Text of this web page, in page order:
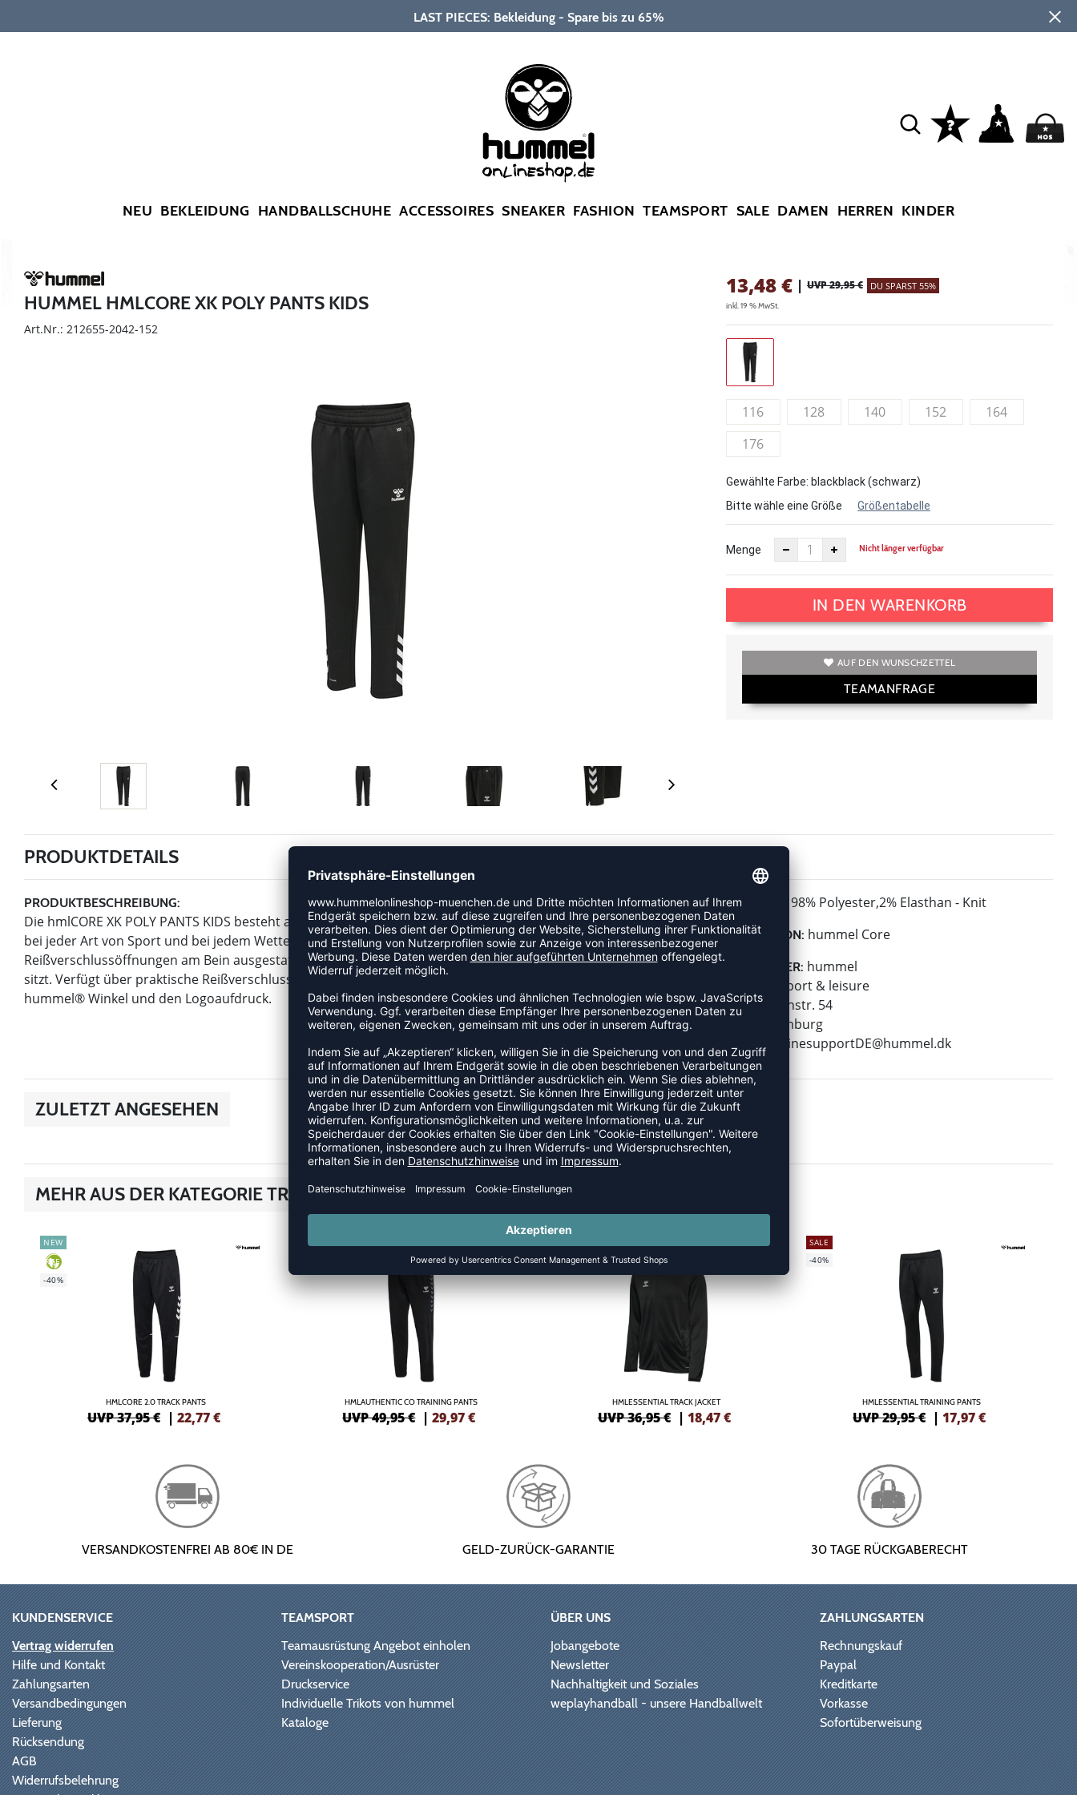
LAST PIECES: Bekleidung - Spare bis zu 65%
NEU BEKLEIDUNG HANDBALLSCHUHE ACCESSOIRES SNEAKER FASHION TEAMSPORT SALE DAMEN HERREN KINDER
HUMMEL HMLCORE XK POLY PANTS KIDS
Art.Nr.: 212655-2042-152
13,48€ | UVP 29,95 € DU SPARST 55%
inkl. 19 % MwSt.
116 128 140 152
164
176
Gewählte Farbe: blackblack (schwarz)
Bitte wähle eine Größe
Größentabelle
Menge Nicht länger verfügbar
IN DEN WARENKORB
AUF DEN WUNSCHZETTEL
TEAMANFRAGE
PRODUKTDETAILS
PRODUKTBESCHREIBUNG:
Die hmlCORE XK POLY PANTS KIDS besteht aus leichtem Sweatstoff und sorgt für ein trockenes Tragegefühl –
bei jeder Art von Sport und bei jedem Wetter. Diese hummel® Hose ist mit einem Tunnelzug im Bund sowie
Reißverschlussöffnungen am Bein ausgestattet, damit die Kleinen sie so anpassen können, dass sie optimal
sitzt. Verfügt über praktische Reißverschlusstaschen für Wertsachen und begeistert durch die klassischen
hummel® Winkel und den Logoaufdruck.
MATERIAL: 98% Polyester,2% Elasthan - Knit
KOLLEKTION: hummel Core
HERSTELLER: hummel
hummel sport & leisure
Leverkusenstr. 54
22761 Hamburg
E-Mail:
onlinesupportDE@hummel.dk
ZULETZT ANGESEHEN
MEHR AUS DER KATEGORIE TRAININGSANZÜGE
NEW
GREEN
-40%
HMLCORE 2.0 TRACK PANTS
UVP 37,95 € | 22,77€
-40%
HMLAUTHENTIC CO TRAINING PANTS
UVP 49,95 € |29,97€
-50%
HMLESSENTIAL TRACK JACKET
UVP 36,95 € | 18,47€
SALE
-40%
HMLESSENTIAL TRAINING PANTS
UVP 29,95 € |17,97€
VERSANDKOSTENFREI AB 80€ IN DE GELD-ZURÜCK-GARANTIE 30 TAGE RÜCKGABERECHT
KUNDENSERVICE
Vertrag widerrufen
Hilfe und Kontakt
Zahlungsarten
Versandbedingungen
Lieferung
Rücksendung
AGB
Widerrufsbelehrung
TEAMSPORT
Teamausrüstung Angebot einholen
Vereinskooperation/Ausrüster
Druckservice
Individuelle Trikots von hummel
Kataloge
ÜBER UNS
Jobangebote
Newsletter
Nachhaltigkeit und Soziales
weplayhandball - unsere Handballwelt
ZAHLUNGSARTEN
Rechnungskauf
Paypal
Kreditkarte
Vorkasse
Sofortüberweisung